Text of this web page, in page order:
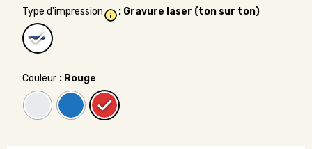
Type d'impression : Gravure laser (ton sur ton)
Couleur : Rouge